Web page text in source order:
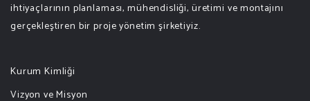
ihtiyaçlarının planlaması, mühendisliği, üretimi ve montajını
gerçekleştiren bir proje yönetim şirketiyiz.
Kurum Kimliği
Vizyon ve Misyon